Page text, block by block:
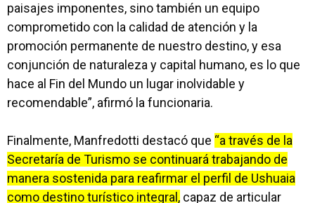
paisajes imponentes, sino también un equipo
comprometido con la calidad de atención y la
promoción permanente de nuestro destino, y esa
conjunción de naturaleza y capital humano, es lo que
hace al Fin del Mundo un lugar inolvidable y
recomendable”, afirmó la funcionaria.
Finalmente, Manfredotti destacó que “a través de la
Secretaría de Turismo se continuará trabajando de
manera sostenida para reafirmar el perfil de Ushuaia
como destino turístico integral, capaz de articular